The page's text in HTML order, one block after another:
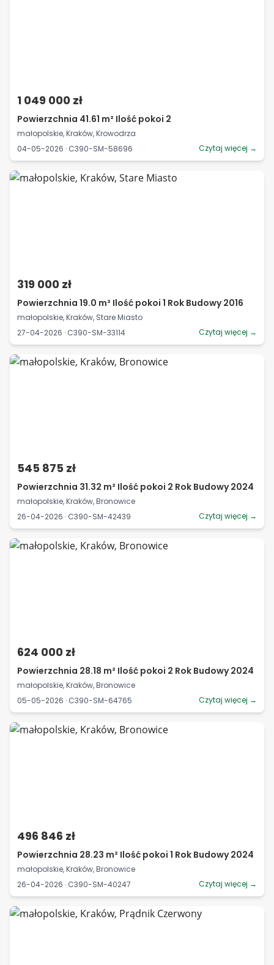
1 049 000 zł
Powierzchnia 41.61 m² Ilość pokoi 2
małopolskie, Kraków, Krowodrza
04-05-2026 · C390-SM-58696
Czytaj więcej →
319 000 zł
Powierzchnia 19.0 m² Ilość pokoi 1 Rok Budowy 2016
małopolskie, Kraków, Stare Miasto
27-04-2026 · C390-SM-33114
Czytaj więcej →
545 875 zł
Powierzchnia 31.32 m² Ilość pokoi 2 Rok Budowy 2024
małopolskie, Kraków, Bronowice
26-04-2026 · C390-SM-42439
Czytaj więcej →
624 000 zł
Powierzchnia 28.18 m² Ilość pokoi 2 Rok Budowy 2024
małopolskie, Kraków, Bronowice
05-05-2026 · C390-SM-64765
Czytaj więcej →
496 846 zł
Powierzchnia 28.23 m² Ilość pokoi 1 Rok Budowy 2024
małopolskie, Kraków, Bronowice
26-04-2026 · C390-SM-40247
Czytaj więcej →